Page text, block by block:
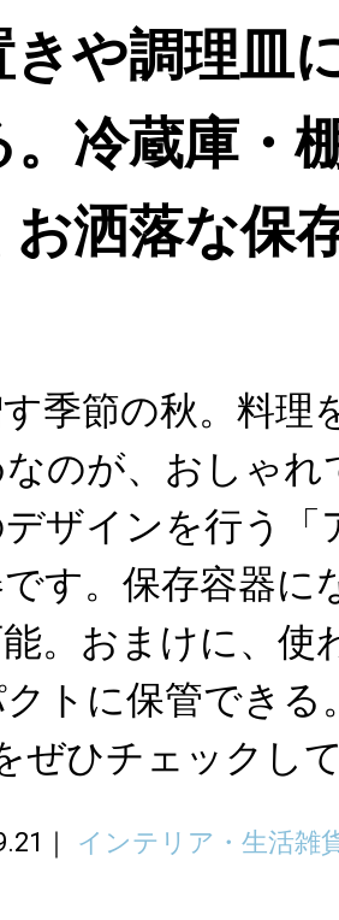
きや調理皿
。冷蔵庫・
お洒落な保
季節の秋。料理
のが、おしゃれ
ザインを行う「
です。保存容器に
。おまけに、使
トに保管できる
ぜひチェックし
インテリア・生活雑